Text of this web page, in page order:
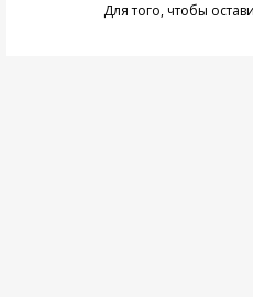
Для того, чтобы